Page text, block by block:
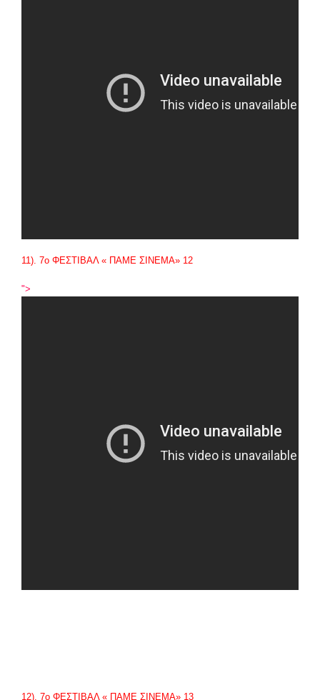
11). 7ο ΦΕΣΤΙΒΑΛ « ΠΑΜΕ ΣΙΝΕΜΑ» 12
">
12). 7ο ΦΕΣΤΙΒΑΛ « ΠΑΜΕ ΣΙΝΕΜΑ» 13